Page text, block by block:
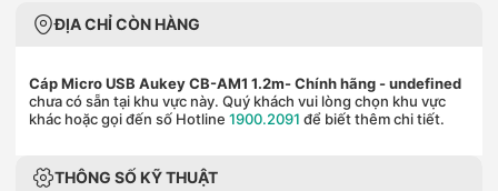
ĐỊA CHỈ CÒN HÀNG
Cáp Micro USB Aukey CB-AM1 1.2m- Chính hãng - undefined
chưa có sẵn tại khu vực này. Quý khách vui lòng chọn khu vực
khác hoặc gọi đến số Hotline 1900.2091 để biết thêm chi tiết.
THÔNG SỐ KỸ THUẬT